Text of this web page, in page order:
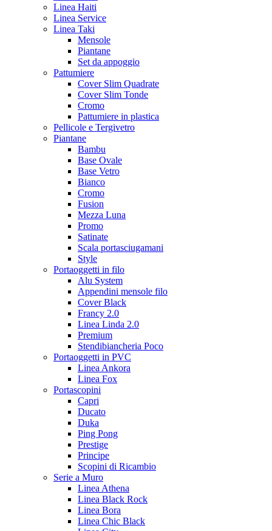
Linea Haiti
Linea Service
Linea Taki
Mensole
Piantane
Set da appoggio
Pattumiere
Cover Slim Quadrate
Cover Slim Tonde
Cromo
Pattumiere in plastica
Pellicole e Tergivetro
Piantane
Bambu
Base Ovale
Base Vetro
Bianco
Cromo
Fusion
Mezza Luna
Promo
Satinate
Scala portasciugamani
Style
Portaoggetti in filo
Alu System
Appendini mensole filo
Cover Black
Francy 2.0
Linea Linda 2.0
Premium
Stendibiancheria Poco
Portaoggetti in PVC
Linea Ankora
Linea Fox
Portascopini
Capri
Ducato
Duka
Ping Pong
Prestige
Principe
Scopini di Ricambio
Serie a Muro
Linea Athena
Linea Black Rock
Linea Bora
Linea Chic Black